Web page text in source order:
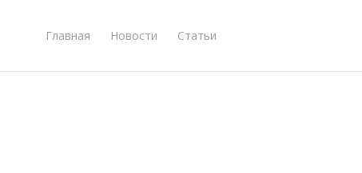
Главная Новости Статьи